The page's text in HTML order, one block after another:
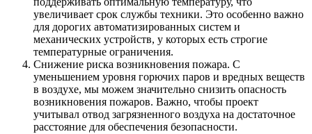
увеличивает срок службы техники. Это особенно важно
для дорогих автоматизированных систем и
механических устройств, у которых есть строгие
температурные ограничения.
Снижение риска возникновения пожара. С
уменьшением уровня горючих паров и вредных веществ
в воздухе, мы можем значительно снизить опасность
возникновения пожаров. Важно, чтобы проект
учитывал отвод загрязненного воздуха на достаточное
расстояние для обеспечения безопасности.